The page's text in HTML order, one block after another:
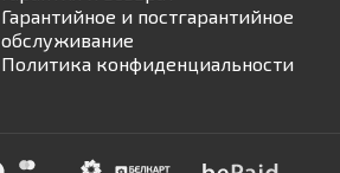
Гарантийное и постгарантийное
обслуживание
Политика конфиденциальности